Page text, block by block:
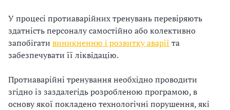
У процесі протиаварійних тренувань перевіряють
здатність персоналу самостійно або колективно
запобігати виникненню і розвитку аварії та
забезпечувати її ліквідацію.
Протиаварійні тренування необхідно проводити
згідно із заздалегідь розробленою програмою, в
основу якої покладено технологічні порушення, які
й
р